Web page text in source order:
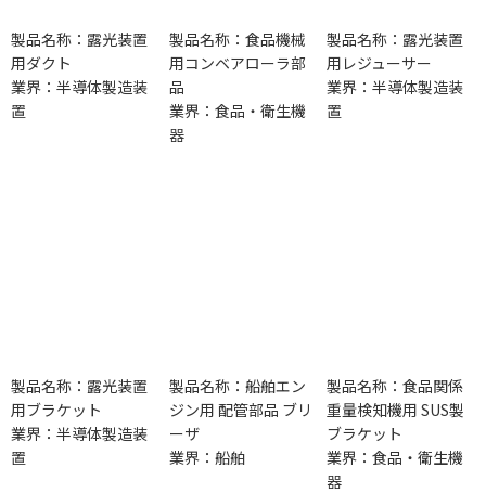
製品名称：露光装置
用ダクト
業界：半導体製造装
置
製品名称：食品機械
用コンベアローラ部
品
業界：食品・衛生機
器
製品名称：露光装置
用レジューサー
業界：半導体製造装
置
製品名称：露光装置
用ブラケット
業界：半導体製造装
置
製品名称：船舶エン
ジン用 配管部品 ブリ
ーザ
業界：船舶
製品名称：食品関係
重量検知機用 SUS製
ブラケット
業界：食品・衛生機
器